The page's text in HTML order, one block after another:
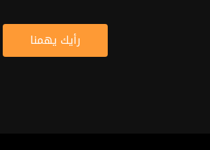
رأيك يهمنا